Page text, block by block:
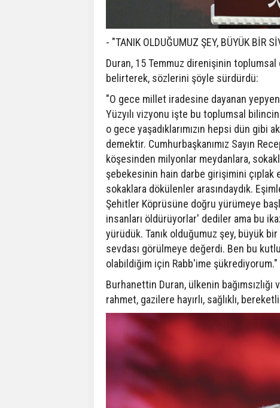
- "TANIK OLDUĞUMUZ ŞEY, BÜYÜK BİR
Duran, 15 Temmuz direnişinin
belirterek, sözlerini şöyle sürdürdü:
"O gece millet iradesine dayanan
Yüzyılı vizyonu işte bu toplumsal
o gece yaşadıklarımızın hepsi dün gibi
demektir. Cumhurbaşkanımız Sayın
köşesinden milyonlar meydanlara,
şebekesinin hain darbe girişimini
sokaklara dökülenler arasındaydık.
Şehitler Köprüsüne doğru yürümeye
insanları öldürüyorlar' dediler ama bu
yürüdük. Tanık olduğumuz şey, büyük
sevdası görülmeye değerdi. Ben bu
olabildiğim için Rabb'ime şükrediyorum."
Burhanettin Duran, ülkenin
rahmet, gazilere hayırlı, sağlıklı,